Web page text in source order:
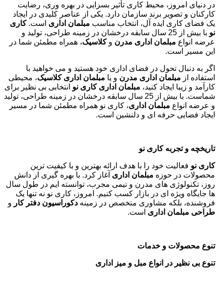
در دنیای امروز، محیط کاری تأثیر بسزایی در بهره وری، رضایت
کارکنان و تصویر برند سازمان دارد. یکی از عناصر کلیدی در ایجاد
یک فضای کاری ایده آل، انتخاب مناسب مبلمان اداری است.کاری
نو
با بیش از 25 سال سابقه درخشان در زمینه طراحی، تولید و
عرضه انواع مبلمان اداری مدرن وکلاسیک، همراه مطمئن شما در
این مسیر است.
اگر به دنبال تحول در فضای اداری خود هستید و می خواهید با
استفاده از مبلمان اداری مدرن و یا مبلمان اداری کلاسیک، محیطی
کارآمد و زیبا ایجاد کنید، مبلمان اداری کاری نو انتخابی بی نظیر برای
شماست. با بیش از 25 سال سابقه درخشان در زمینه طراحی، تولید
و عرضه انواع مبلمان اداری، کاری نو همراه مطمئن شما در مسیر
ایجاد فضایی حرفه ای و دلنشین است.
تاریخچه و تجربه کاری نو
کاری نو فعالیت خود را با هدف ارائه بهترین و با کیفیت ترین
محصولات در حوزه مبلمان اداری آغاز کرد. با بهره گیری از دانش
روز، تکنولوژی های مدرن و تیمی مجرب، توانسته ایم در طول سال
ها جایگاه ویژه ای در بازار کسب کنیم. امروز، کاری نو نه تنها یک
فروشنده، بلکه مشاوری متخصص در زمینه دکوراسیون دفتر کار و
طراحی مبلمان اداری است.
تنوع محصولات و خدمات
تنوع بی نظیر در انواع مبل و میز اداری